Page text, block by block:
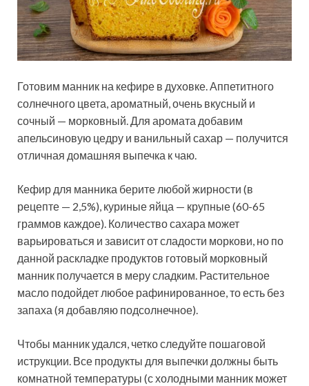
Готовим манник на кефире в духовке. Аппетитного
солнечного цвета, ароматный, очень вкусный и
сочный — морковный. Для аромата добавим
апельсиновую цедру и ванильный сахар — получится
отличная домашняя выпечка к чаю.
Кефир для манника берите любой жирности (в
рецепте — 2,5%), куриные яйца — крупные (60-65
граммов каждое). Количество сахара может
варьироваться и зависит от сладости моркови, но по
данной раскладке продуктов готовый морковный
манник получается в меру сладким. Растительное
масло подойдет любое рафинированное, то есть без
запаха (я добавляю подсолнечное).
Чтобы манник удался, четко следуйте пошаговой
иструкции. Все продукты для выпечки должны быть
комнатной температуры (с холодными манник может